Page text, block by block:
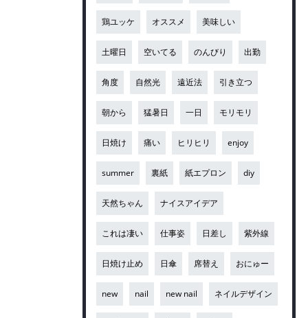
鶏ユッケ オススメ 美味しい
土曜日 空いてる のんびり 出勤
角度 自然光 遠近法 引き立つ
朝から 猛暑日 一日 モリモリ
日焼け 痛い ヒリヒリ enjoy
summer 裏紙 紙エプロン diy
天然ちゃん ナイスアイデア
これは凄い 仕事姿 日差し 紫外線
日焼け止め 日傘 席替え おにゅー
new nail new nail ネイルデザイン